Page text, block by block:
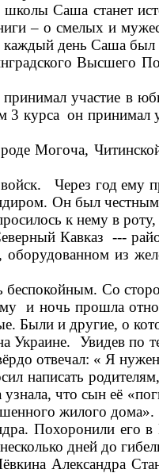
Саша станет
– о смелых и
день Саша был
Высшего
участие в
курса он
Читинской
Через год ему
Он был
к нему в роту,
Кавказ ---
из
Со
и ночь прошла
Были и другие, о
Увидев по
отвечал: « Я
написать
что сын её
жилого дома».
его в
дней до
Александра